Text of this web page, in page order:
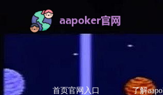
首页官网入口 了解